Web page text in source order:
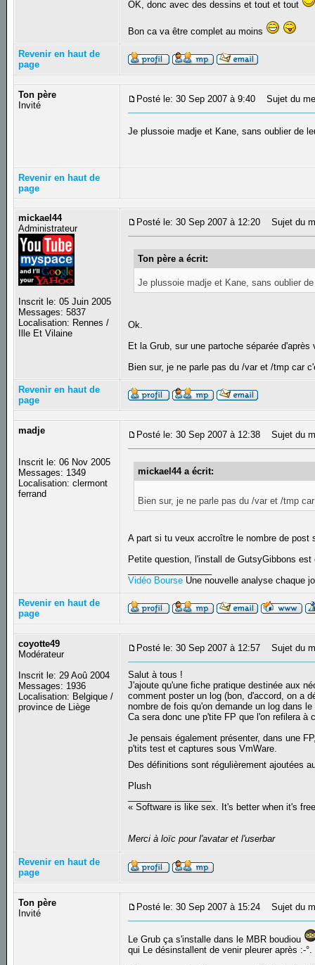
OK, donc avec des dessins et tout et tout
Bon ca va être complet au moins
Revenir en haut de
page
Ton père
Invité
Posté le: 30 Sep 2007 à 9:40 Sujet du
Je plussoie madje et Kane, sans oublier de
Revenir en haut de
page
mickael44
Administrateur
Inscrit le: 05 Juin 2005
Messages: 5837
Localisation: Rennes /
Ille Et Vilaine
Posté le: 30 Sep 2007 à 12:20 Sujet du
Ton père a écrit:
Je plussoie madje et Kane, sans oublier
Ok.
Et la Grub, sur une partoche séparée
Bien sur, je ne parle pas du /var et /tmp car
Revenir en haut de
page
madje
Inscrit le: 06 Nov 2005
Messages: 1349
Localisation: clermont
ferrand
Posté le: 30 Sep 2007 à 12:38 Sujet du
mickael44 a écrit:
Bien sur, je ne parle pas du /var et /tmp
A part si tu veux accroître le nombre de post
Petite question, l'install de GutsyGibbons
Vidéo Bourse Une nouvelle analyse chaque
Revenir en haut de
page
coyotte49
Modérateur
Inscrit le: 29 Aoû 2004
Messages: 1936
Localisation: Belgique /
province de Liège
Posté le: 30 Sep 2007 à 12:57 Sujet du
Salut à tous !
J'ajoute qu'une fiche pratique destinée aux
comment poster un log (bon, d'accord, on a
nombre de fois qu'on demande un log dans
Ca sera donc une p'tite FP que l'on refilera
Je pensais également présenter, dans une
p'tits test et captures sous VmWare.
Des définitions sont régulièrement ajoutées
Plush
« Software is like sex. It's better when it's
Merci à loïc pour l'avatar et l'userbar
Revenir en haut de
page
Ton père
Invité
Posté le: 30 Sep 2007 à 15:24 Sujet du
Le Grub ça s'installe dans le MBR boudiou
qui Le désinstallent de venir pleurer après :-°.